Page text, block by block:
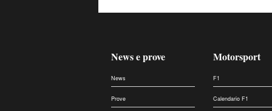
News e prove
News
Prove
Motorsport
F1
Calendario F1